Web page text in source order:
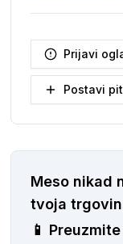
Prijavi
Postavi
Meso nikad
tvoja
📱